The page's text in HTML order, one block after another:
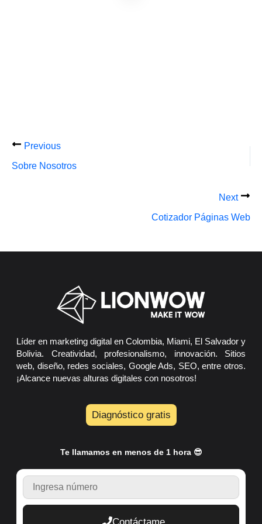
Previous
Sobre Nosotros
Next
Cotizador Páginas Web
Líder en marketing digital en Colombia, Miami, El Salvador y
Bolivia. Creatividad, profesionalismo, innovación. Sitios
web, diseño, redes sociales, Google Ads, SEO, entre otros.
¡Alcance nuevas alturas digitales con nosotros!
Diagnóstico gratis
Te llamamos en menos de 1 hora 😎
TELEFONO